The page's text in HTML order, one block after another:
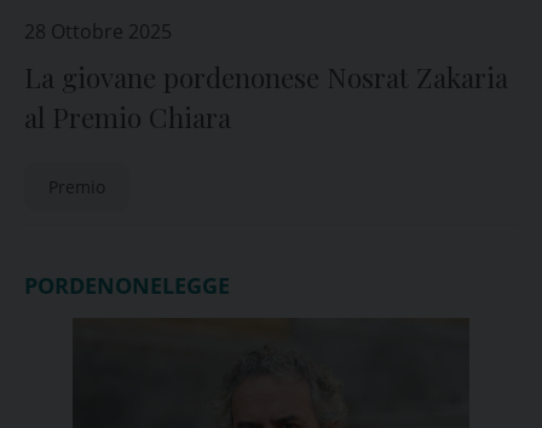
28 Ottobre 2025
La giovane pordenonese Nosrat Zakaria
al Premio Chiara
Premio
PORDENONELEGGE